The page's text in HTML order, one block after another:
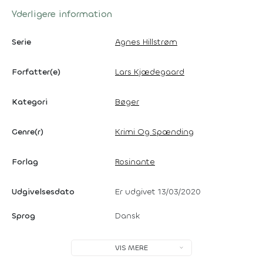
Yderligere information
Serie Agnes Hillstrøm
Forfatter(e) Lars Kjædegaard
Kategori Bøger
Genre(r) Krimi Og Spænding
Forlag Rosinante
Udgivelsesdato Er udgivet 13/03/2020
Sprog Dansk
VIS MERE